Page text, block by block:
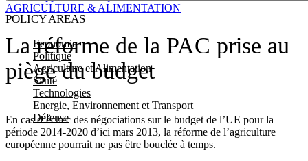
POLICY AREAS
Economie
Politique
Agriculture et Alimentation
Santé
Technologies
Energie, Environnement et Transport
Défense
La réforme de la PAC prise au
piège du budget
En cas d’échec des négociations sur le budget de l’UE pour la
période 2014-2020 d’ici mars 2013, la réforme de l’agriculture
européenne pourrait ne pas être bouclée à temps.
AGRICULTURE & ALIMENTATION